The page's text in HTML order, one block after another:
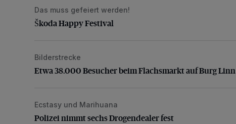
Škoda Happy Festival
Das muss gefeiert werden!
Škoda Happy Festival
Etwa 38.000 Besucher beim Flachsmarkt auf Burg Linn
Bilderstrecke
Etwa 38.000 Besucher beim Flachsmarkt auf Burg Linn
Polizei nimmt sechs Drogendealer fest
Ecstasy und Marihuana
Polizei nimmt sechs Drogendealer fest